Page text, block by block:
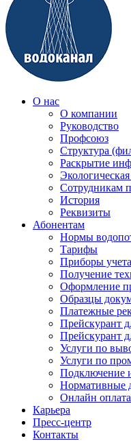
О нас
О компании
Руководство
Профсоюз
Структура
Раскрытие
Сотрудникам
История
Реквизиты
Абонентам
Нормы
Тарифы
Приборы учета
Получение
Оформление
Образцы
Платежные
Прейскурант
Прейскурант
Услуги по
Услуги по
Подключение
Нормативные
Онлайн
Карьера
Пресс-центр
Контакты